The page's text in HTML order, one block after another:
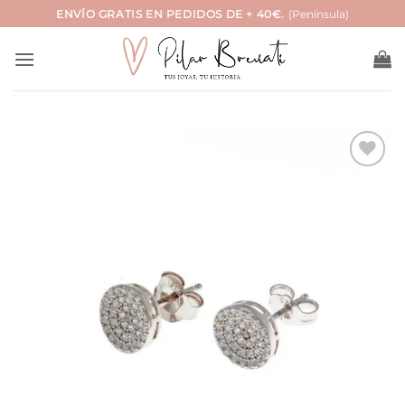
al
contenido
ENVÍO GRATIS EN PEDIDOS DE + 40€. (Península)